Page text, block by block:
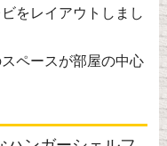
をレイアウトしまし
ペースが部屋の中心